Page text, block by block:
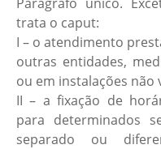
trata o caput:
I – o atendimento
outras entidades,
ou em instalações não
II – a fixação de
para determinados
separado ou